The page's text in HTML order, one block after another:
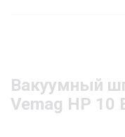
Вакуумный
Vemag HP 10